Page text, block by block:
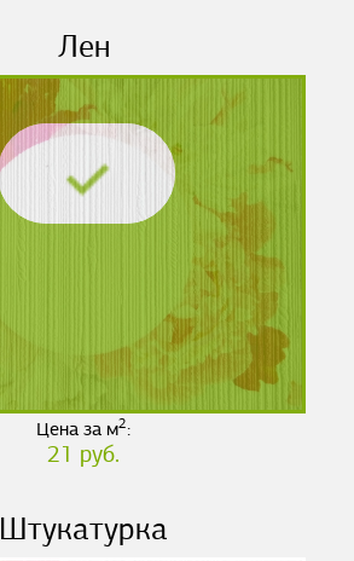
Лен
Цена за м2:
21 руб.
Штукатурка